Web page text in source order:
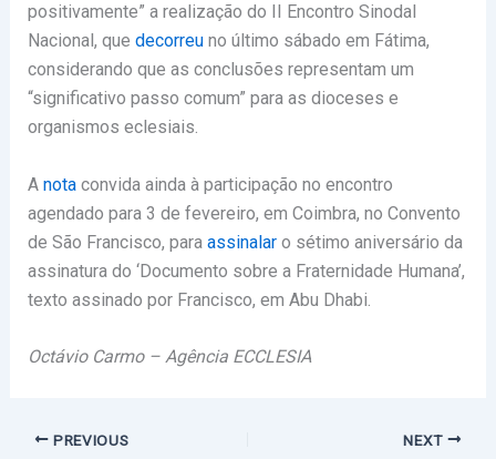
positivamente” a realização do II Encontro Sinodal
Nacional, que decorreuno último sábado em Fátima,
considerando que as conclusões representam um
“significativo passo comum” para as dioceses e
organismos eclesiais.
A notaconvida ainda à participação no encontro
agendado para 3 de fevereiro, em Coimbra, no Convento
de São Francisco, para assinalaro sétimo aniversário da
assinatura do ‘Documento sobre a Fraternidade Humana’,
texto assinado por Francisco, em Abu Dhabi.
Octávio Carmo – Agência ECCLESIA
PREVIOUS NEXT